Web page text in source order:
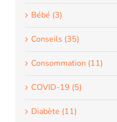
Bébé (3)
Conseils (35)
Consommation (11)
COVID-19 (5)
Diabète (11)